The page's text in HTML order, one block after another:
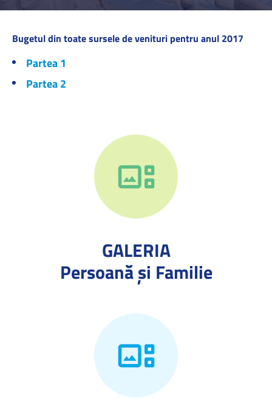
Bugetul din toate sursele de venituri pentru anul 2017
Partea 1
Partea 2
GALERIA
Persoană și Familie